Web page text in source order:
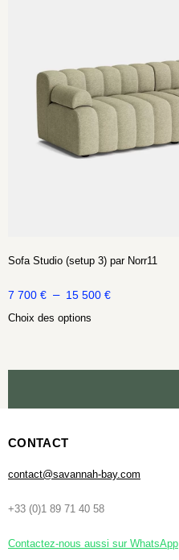
Sofa Studio (setup 3) par Norr11
7 700 € – 15 500 €
Choix des options
CONTACT
contact@savannah-bay.com
+33 (0)1 89 71 40 58
Contactez-nous aussi sur WhatsApp